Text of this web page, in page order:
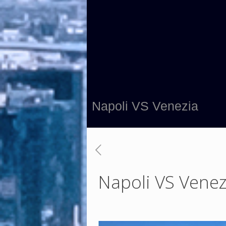
Napoli VS Venezia
Napoli VS